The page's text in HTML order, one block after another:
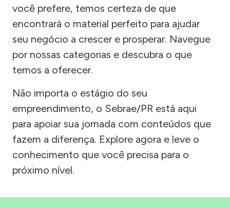
você prefere, temos certeza de que
encontrará o material perfeito para ajudar
seu negócio a crescer e prosperar. Navegue
por nossas categorias e descubra o que
temos a oferecer.
Não importa o estágio do seu
empreendimento, o Sebrae/PR está aqui
para apoiar sua jornada com conteúdos que
fazem a diferença. Explore agora e leve o
conhecimento que você precisa para o
próximo nível.